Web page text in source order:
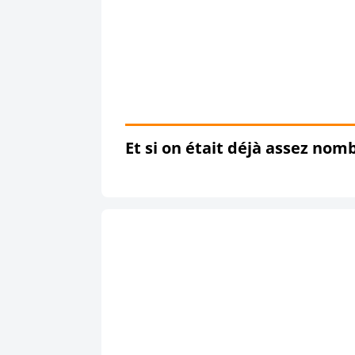
Et si on était déjà assez